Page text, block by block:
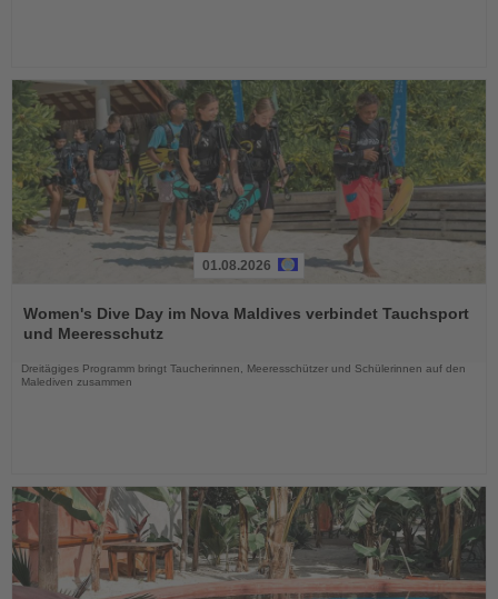
Sie
die
01.08.2026
Women's Dive Day im Nova Maldives verbindet Tauchsport
und Meeresschutz
Dreitägiges Programm bringt Taucherinnen, Meeresschützer und Schülerinnen auf den
Malediven zusammen